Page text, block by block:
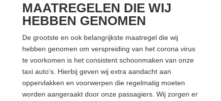
MAATREGELEN DIE WIJ
HEBBEN GENOMEN
De grootste en ook belangrijkste maatregel die wij
hebben genomen om verspreiding van het corona virus
te voorkomen is het consistent schoonmaken van onze
taxi auto’s. Hierbij geven wij extra aandacht aan
oppervlakken en voorwerpen die regelmatig moeten
worden aangeraakt door onze passagiers. Wij zorgen er